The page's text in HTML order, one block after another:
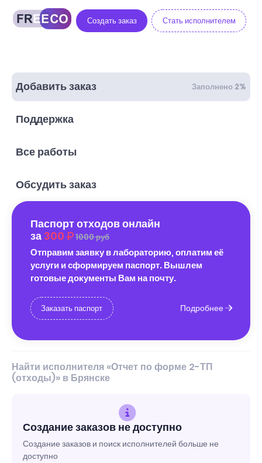
Создать заказ Стать исполнителем
Добавить заказ Заполнено 2%
Поддержка
Все работы
Обсудить заказ
Паспорт отходов онлайн
за 300 1000 руб
Отправим заявку в лабораторию, оплатим её
услуги и сформируем паспорт. Вышлем
готовые документы Вам на почту.
Заказать паспорт Подробнее
Найти исполнителя «Отчет по форме 2-ТП
(отходы)» в Брянске
Создание заказов не доступно
Создание заказов и поиск исполнителей больше не
доступно